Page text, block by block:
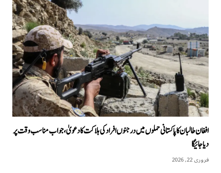
افغان طالبان کا پاکستانی حملوں میں درجنوں افراد کی ہلاکت کا دعویٰ، جواب مناسب وقت پر
دیا جائیگا
فروری 22, 2026